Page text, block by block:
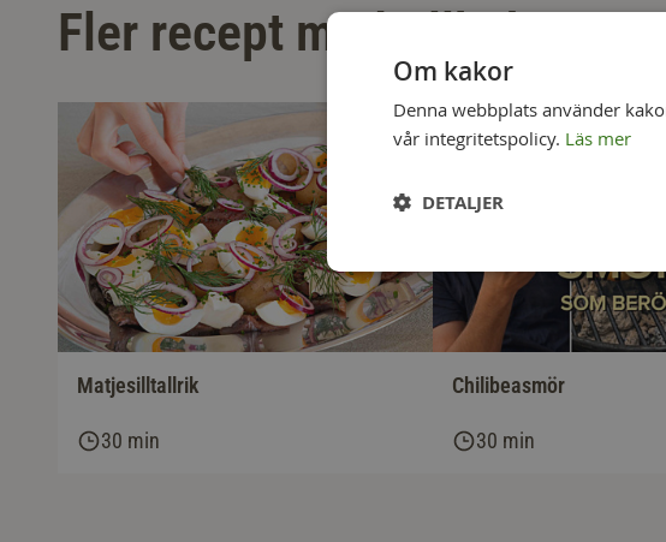
Fler recept med tillbehör
Matjesilltallrik
30 min
Chilibeasmör
30 min
Om kakor
Denna webbplats använder
vår integritetspolicy. Läs mer
DETALJER